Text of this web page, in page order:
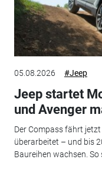
05.08.2026 #Jeep
Jeep startet
und Avenger
Der Compass fährt
überarbeitet – und bis
Baureihen wachsen.